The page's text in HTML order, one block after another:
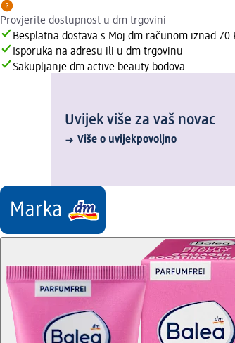
Provjerite dostupnost u dm trgovini
Besplatna dostava s Moj dm računom iznad 70
Isporuka na adresu ili u dm trgovinu
Sakupljanje dm active beauty bodova
Uvijek više za vaš novac
Više o uvijekpovoljno